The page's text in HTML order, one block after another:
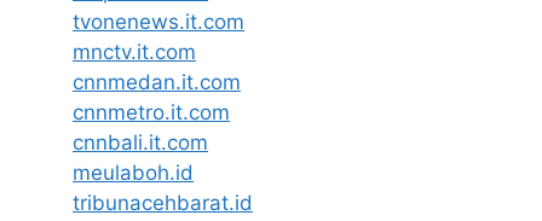
tvonenews.it.com
mnctv.it.com
cnnmedan.it.com
cnnmetro.it.com
cnnbali.it.com
meulaboh.id
tribunacehbarat.id